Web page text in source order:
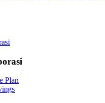
Plan